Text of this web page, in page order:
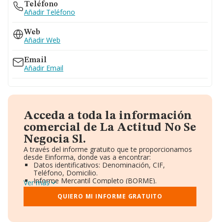
Teléfono
Añadir Teléfono
Web
Añadir Web
Email
Añadir Email
Acceda a toda la información
comercial de La Actitud No Se
Negocia Sl.
A través del informe gratuito que te proporcionamos
desde Einforma, donde vas a encontrar:
Datos identificativos: Denominación, CIF,
Teléfono, Domicilio.
Informe Mercantil Completo (BORME).
Gráficos de Evolución Ventas y Empleados.
Consejo de Administración y Administradores.
Directivos y Ejecutivos.
Ver más
QUIERO MI INFORME GRATUITO